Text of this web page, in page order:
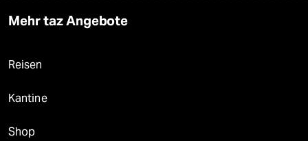
Mehr taz Angebote
Reisen
Kantine
Shop